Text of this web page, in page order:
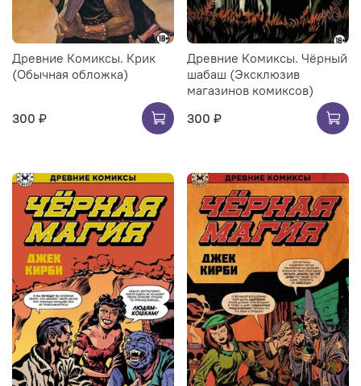
Древние Комиксы. Крик
(Обычная обложка)
300 ₽
Древние Комиксы. Чёрный
шабаш (Эксклюзив
магазинов комиксов)
300 ₽